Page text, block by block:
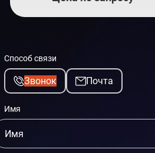
Способ связи
Звонок Почта
Имя